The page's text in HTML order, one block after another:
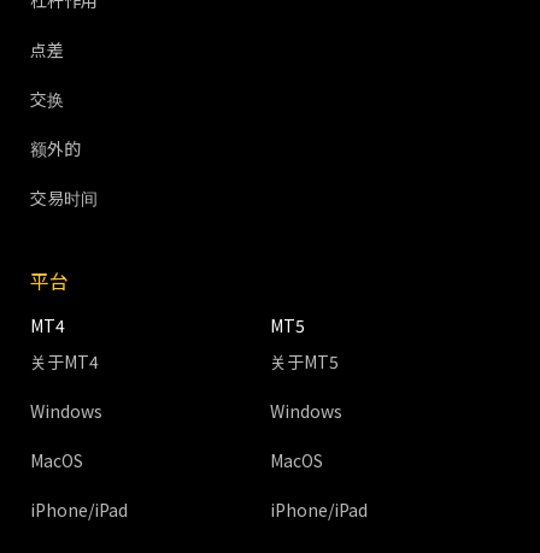
点差
交换
额外的
交易时间
平台
MT4
关于MT4
Windows
MacOS
iPhone/iPad
MT5
关于MT5
Windows
MacOS
iPhone/iPad